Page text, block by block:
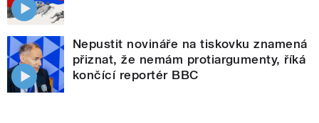
Nepustit novináře na tiskovku znamená
přiznat, že nemám protiargumenty, říká
končící reportér BBC